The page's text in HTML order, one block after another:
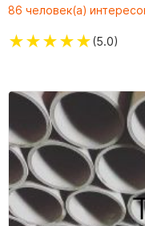
86 человек(а)
★★★★★(5.0)